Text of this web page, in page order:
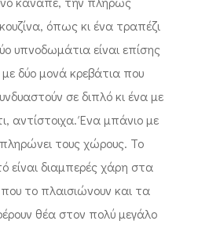
όπως κι ένα τραπέζι
υπνοδωμάτια είναι επίσης
με δύο μονά κρεβάτια που
σε διπλό κι ένα με
αντίστοιχα. Ένα μπάνιο με
τους χώρους. Το
είναι διαμπερές χάρη στα
το πλαισιώνουν και τα
θέα στον πολύ μεγάλο